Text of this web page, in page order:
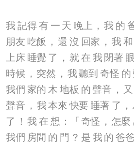
我 記得有 一 天 晚上 ， 我 的
朋友 吃飯 ， 還 沒 回家 ， 我 和
上床 睡覺 了 ， 就在 我 閉著
時候 ， 突然 ， 我聽到 奇怪 的
我們 家的 木 地板 的 聲音 ， 又
聲音 ， 我本來快要 睡著 了 ，
了 ！ 我 在 想 ：「奇怪 ， 怎麼
我們 房間 的 門 ？ 是 我 的 爸爸